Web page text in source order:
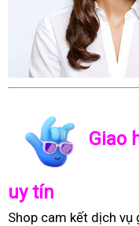
Giao
uy tín
Shop cam kết dịch vụ